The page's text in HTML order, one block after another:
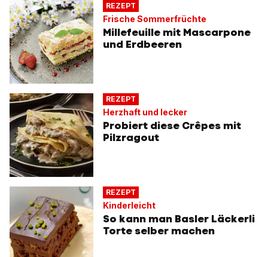
REZEPT
Frische Sommerfrüchte
Millefeuille mit Mascarpone
und Erdbeeren
REZEPT
Herzhaft und lecker
Probiert diese Crêpes mit
Pilzragout
REZEPT
Kinderleicht
So kann man Basler Läckerli
Torte selber machen